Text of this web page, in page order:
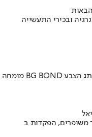
ובכירי התעשייה